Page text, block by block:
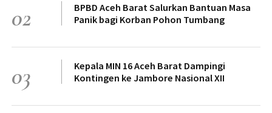
02
BPBD Aceh Barat Salurkan Bantuan Masa
Panik bagi Korban Pohon Tumbang
03
Kepala MIN 16 Aceh Barat Dampingi
Kontingen ke Jambore Nasional XII